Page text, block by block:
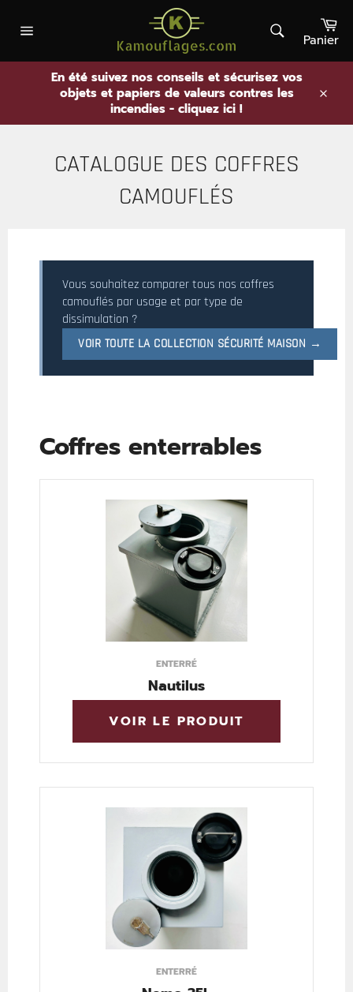
contenu
Rechercher
Panier
En été suivez nos conseils et sécurisez vos
objets et papiers de valeurs contres les
incendies - cliquez ici !
CATALOGUE DES COFFRES
CAMOUFLÉS
Vous souhaitez comparer tous nos coffres
camouflés par usage et par type de
dissimulation ?
VOIR TOUTE LA COLLECTION SÉCURITÉ MAISON →
Coffres enterrables
ENTERRÉ
Nautilus
VOIR LE PRODUIT
ENTERRÉ